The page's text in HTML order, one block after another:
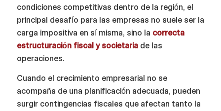
condiciones competitivas dentro de la región, el
principal desafío para las empresas no suele ser la
carga impositiva en sí misma, sino la correcta
estructuración fiscal y societariade las
operaciones.
Cuando el crecimiento empresarial no se
acompaña de una planificación adecuada, pueden
surgir contingencias fiscales que afectan tanto la